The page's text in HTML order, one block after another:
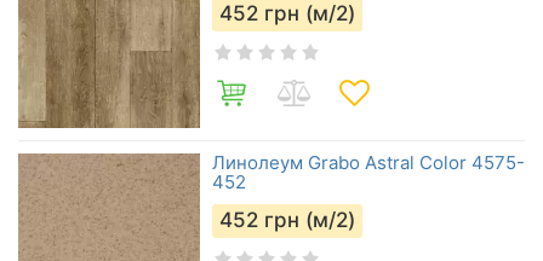
452 грн (м/2)
Линолеум Grabo Astral Color 4575-
452
452 грн (м/2)